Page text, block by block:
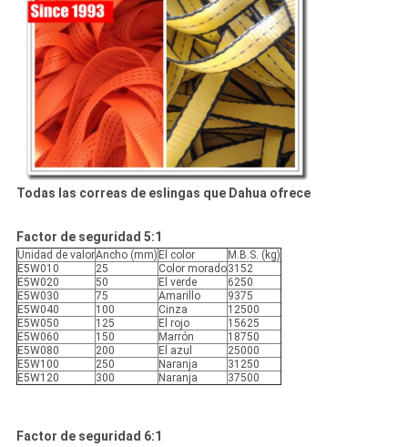
Todas las correas de eslingas que Dahua ofrece
Factor de seguridad 5:1
Unidad de valorAncho (mm) El color
M.B.S. (kg)
E5W010
25 Color morado3152
E5W020
50 El verde
6250
E5W030
75 Amarillo
9375
E5W040
100 Cinza
12500
E5W050
125 El rojo
15625
E5W060
150 Marrón
18750
E5W080
200 El azul
25000
E5W100
250 Naranja
31250
E5W120
300 Naranja 37500
Factor de seguridad 6:1